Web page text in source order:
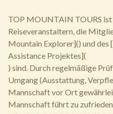
TOP MOUNTAIN TOURS ist
Reiseveranstaltern, die
Mountain Explorer]() und des
Assistance Projektes](
) sind. Durch regelmäßige
Umgang (Ausstattung,
Mannschaft vor Ort
Mannschaft führt zu